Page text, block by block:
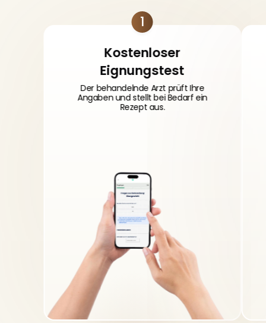
1
Kostenloser
Eignungstest
Der behandelnde Arzt prüft Ihre
Angaben und stellt bei Bedarf ein
Rezept aus.